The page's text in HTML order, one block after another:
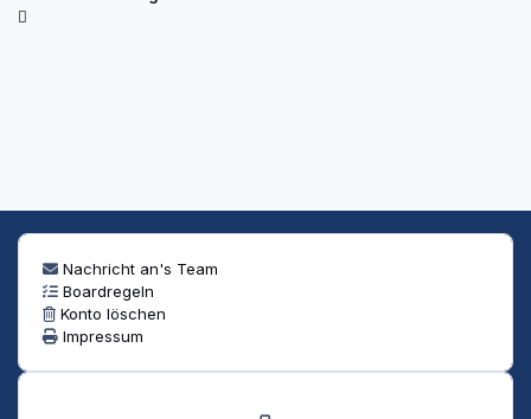
Nachricht an's Team
Boardregeln
Konto löschen
Impressum